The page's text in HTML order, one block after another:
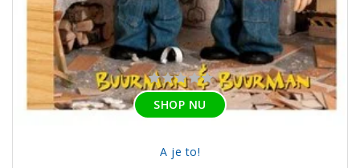
SHOP NU
A je to!